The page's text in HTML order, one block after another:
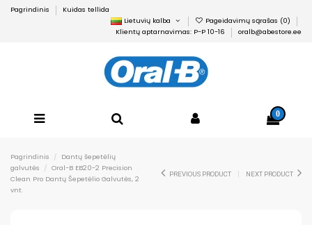
Pagrindinis
Kuidas tellida
Lietuvių kalba
Pageidavimų sąrašas (0)
Klientų aptarnavimas: P-P 10-16
oralb@abestore.ee
0
Pagrindinis
Dantų šepetėlių
galvutės
Oral-B EB20-2 Precision
Clean Pro Dantų Šepetėlio Galvutės, 2
vnt.
PREVIOUS PRODUCT NEXT PRODUCT